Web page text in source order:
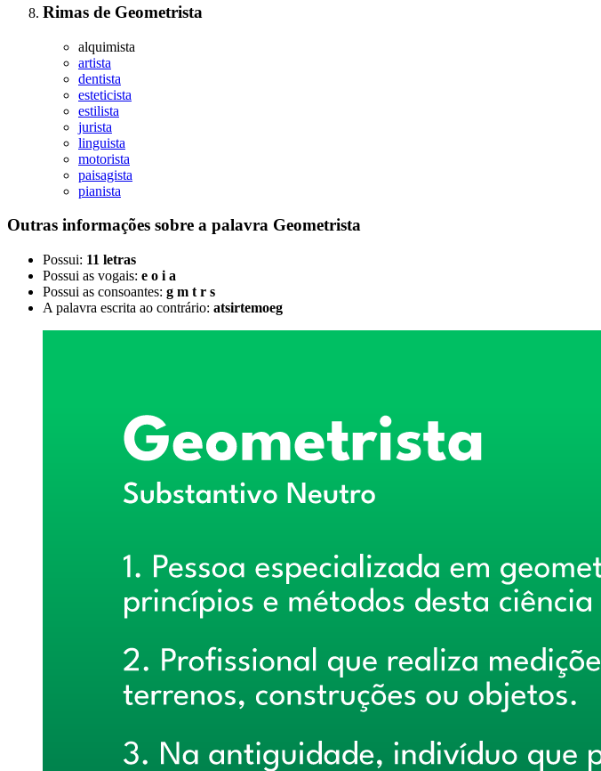
Rimas de Geometrista
alquimista
artista
dentista
esteticista
estilista
jurista
linguista
motorista
paisagista
pianista
Outras informações sobre a palavra Geometrista
Possui: 11 letras
Possui as vogais: e o i a
Possui as consoantes: g m t r s
A palavra escrita ao contrário: atsirtemoeg